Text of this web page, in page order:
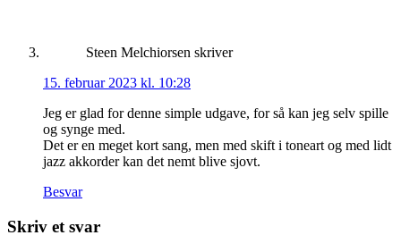
Steen Melchiorsen skriver
15. februar 2023 kl. 10:28
Jeg er glad for denne simple udgave, for så kan jeg selv spille
og synge med.
Det er en meget kort sang, men med skift i toneart og med lidt
jazz akkorder kan det nemt blive sjovt.
Besvar
Skriv et svar